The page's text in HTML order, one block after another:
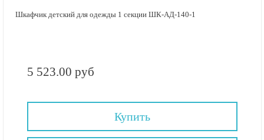
Шкафчик детский для одежды 1 секции ШК-АД-140-1
5 523.00 руб
Купить